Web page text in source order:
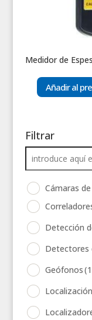
Medidor de
Añadir al
Filtrar
Cámaras
Detección
Detectores
Geófonos